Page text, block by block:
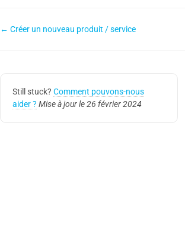
← Créer un nouveau produit / service
Still stuck? Comment pouvons-nous
aider ? Mise à jour le 26 février 2024